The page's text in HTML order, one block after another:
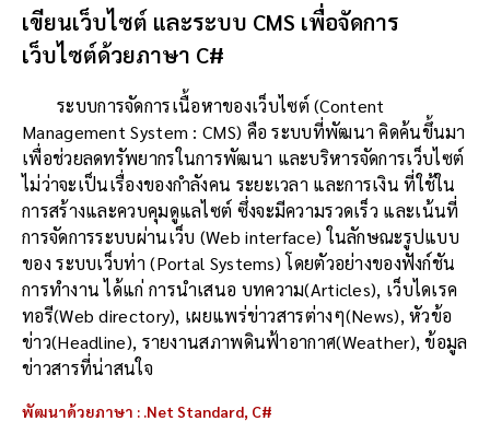
เขียนเว็บไซต์ และระบบ CMS เพื่อจัดการ
เว็บไซต์ด้วยภาษา C#
ระบบการจัดการเนื้อหาของเว็บไซต์ (Content
Management System : CMS) คือ ระบบที่พัฒนา คิดค้นขึ้นมา
เพื่อช่วยลดทรัพยากรในการพัฒนา และบริหารจัดการเว็บไซต์
ไม่ว่าจะเป็นเรื่องของกำลังคน ระยะเวลา และการเงิน ที่ใช้ใน
การสร้างและควบคุมดูแลไซต์ ซึ่งจะมีความรวดเร็ว และเน้นที่
การจัดการระบบผ่านเว็บ (Web interface) ในลักษณะรูปแบบ
ของ ระบบเว็บท่า (Portal Systems) โดยตัวอย่างของฟังก์ชัน
การทำงาน ได้แก่ การนำเสนอ บทความ(Articles), เว็บไดเรค
ทอรี(Web directory), เผยแพร่ข่าวสารต่างๆ(News), หัวข้อ
ข่าว(Headline), รายงานสภาพดินฟ้าอากาศ(Weather), ข้อมูล
ข่าวสารที่น่าสนใจ
พัฒนาด้วยภาษา : .Net Standard, C#